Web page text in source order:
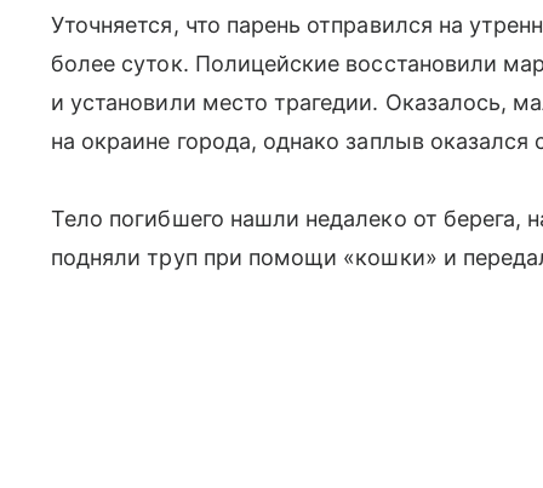
Уточняется, что парень отправился на
более суток. Полицейские восстановили
и установили место трагедии. Оказалось,
на окраине города, однако заплыв
Тело погибшего нашли недалеко от берега,
подняли труп при помощи «кошки» и